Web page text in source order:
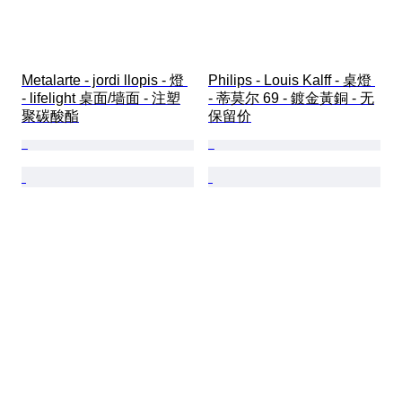
Metalarte - jordi llopis - 燈
- lifelight 桌面/墙面 - 注塑
聚碳酸酯
Philips - Louis Kalff - 桌燈
- 蒂莫尔 69 - 鍍金黃銅 - 无
保留价